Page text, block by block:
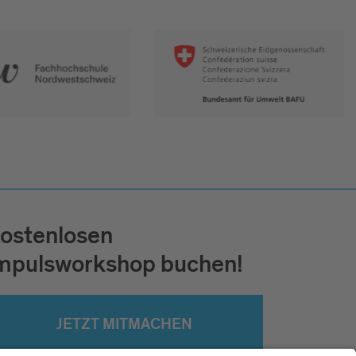
buchen!
JETZT MITMACHEN